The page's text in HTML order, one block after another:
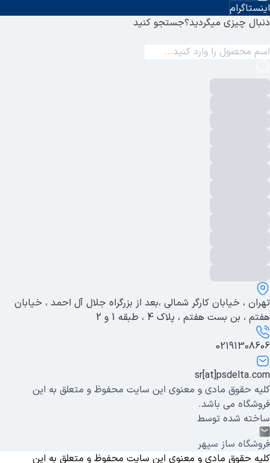
اینستاگرام
دنبال چیزی میگردید؟جستجو کنید
تهران ، خیابان کارگر شمالی ،بعد از بزرگراه جلال آل احمد ، خیابان
هفتم ، بن بست هفتم ، پلاک 4 ، طبقه 1 و 2
02191308606
sr[at]psdelta.com
کلیه حقوق مادی و معنوی این سایت محفوظ و متعلق به این
فروشگاه می باشد.
ساخته شده توسط
فروشگاه ساز سپهر
کلیه حقوق مادی و معنوی این سایت محفوظ و متعلق به این